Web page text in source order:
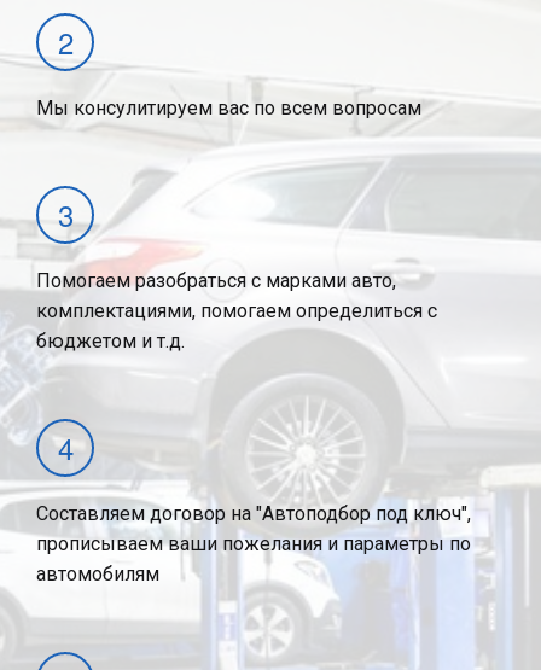
Мы консулитируем вас по всем вопросам
Помогаем разобраться с марками авто,
комплектациями, помогаем определиться с
бюджетом и т.д.
Составляем договор на "Автоподбор под ключ",
прописываем ваши пожелания и параметры по
автомобилям